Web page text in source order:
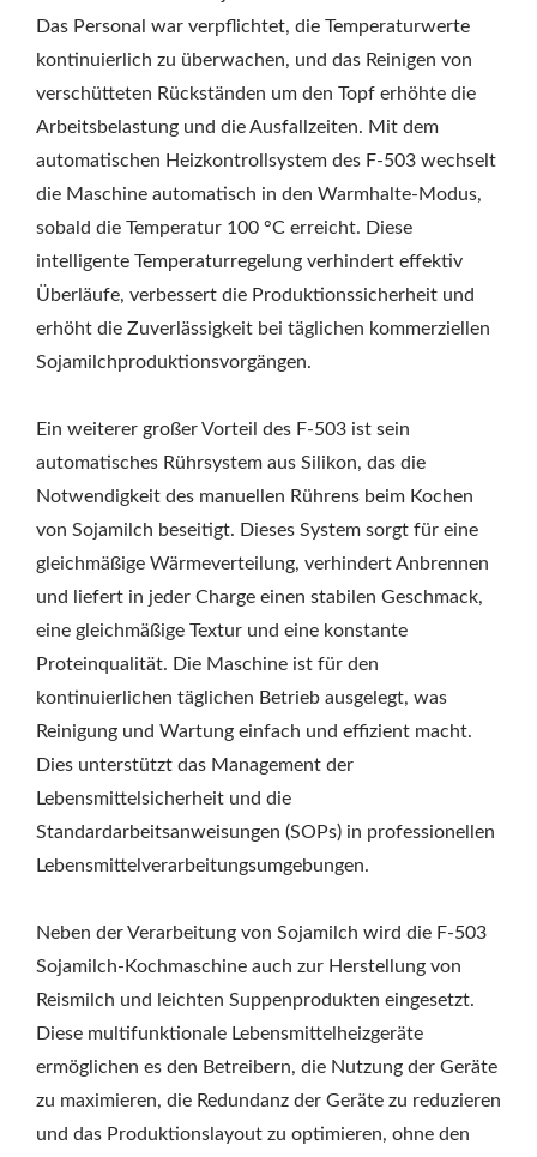
Das Personal war verpflichtet, die Temperaturwerte
kontinuierlich zu überwachen, und das Reinigen von
verschütteten Rückständen um den Topf erhöhte die
Arbeitsbelastung und die Ausfallzeiten. Mit dem
automatischen Heizkontrollsystem des F-503 wechselt
die Maschine automatisch in den Warmhalte-Modus,
sobald die Temperatur 100 °C erreicht. Diese
intelligente Temperaturregelung verhindert effektiv
Überläufe, verbessert die Produktionssicherheit und
erhöht die Zuverlässigkeit bei täglichen kommerziellen
Sojamilchproduktionsvorgängen.
Ein weiterer großer Vorteil des F-503 ist sein
automatisches Rührsystem aus Silikon, das die
Notwendigkeit des manuellen Rührens beim Kochen
von Sojamilch beseitigt. Dieses System sorgt für eine
gleichmäßige Wärmeverteilung, verhindert Anbrennen
und liefert in jeder Charge einen stabilen Geschmack,
eine gleichmäßige Textur und eine konstante
Proteinqualität. Die Maschine ist für den
kontinuierlichen täglichen Betrieb ausgelegt, was
Reinigung und Wartung einfach und effizient macht.
Dies unterstützt das Management der
Lebensmittelsicherheit und die
Standardarbeitsanweisungen (SOPs) in professionellen
Lebensmittelverarbeitungsumgebungen.
Neben der Verarbeitung von Sojamilch wird die F-503
Sojamilch-Kochmaschine auch zur Herstellung von
Reismilch und leichten Suppenprodukten eingesetzt.
Diese multifunktionale Lebensmittelheizgeräte
ermöglichen es den Betreibern, die Nutzung der Geräte
zu maximieren, die Redundanz der Geräte zu reduzieren
und das Produktionslayout zu optimieren, ohne den